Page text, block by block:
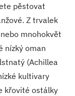
pěstovat
Z trvalek
mnohokvět
nízký oman
(Achillea
kultivary
křovité ostálky